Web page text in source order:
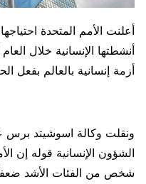
أنشطتها الإنسانية خلال
أزمة إنسانية بالعالم بفعل
ونقلت وكالة اسوشيتد برس
شخص من الفئات الأشد ضعفاً